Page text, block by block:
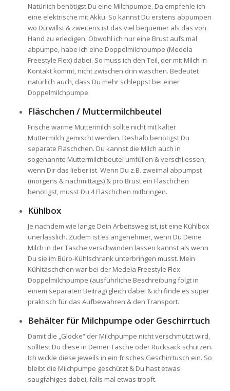
Natürlich benötigst Du eine Milchpumpe. Da empfehle ich
eine elektrische mit Akku. So kannst Du erstens abpumpen
wo Du willst & zweitens ist das viel bequemer als das von
Hand zu erledigen. Obwohl ich nur eine Brust aufs mal
abpumpe, habe ich eine Doppelmilchpumpe (Medela
Freestyle Flex) dabei. So muss ich den Teil, der mit Milch in
Kontakt kommt, nicht zwischen drin waschen. Bedeutet
natürlich auch, dass Du mehr schleppst bei einer
Doppelmilchpumpe.
Fläschchen / Muttermilchbeutel
Frische warme Muttermilch sollte nicht mit kalter
Muttermilch gemischt werden. Deshalb benötigst Du
separate Fläschchen. Du kannst die Milch auch in
sogenannte Muttermilchbeutel umfüllen & verschliessen,
wenn Dir das lieber ist. Wenn Du z.B. zweimal abpumpst
(morgens & nachmittags) & pro Brust ein Fläschchen
benötigst, musst Du 4 Fläschchen mitbringen.
Kühlbox
Je nachdem wie lange Dein Arbeitsweg ist, ist eine Kühlbox
unerlässlich. Zudem ist es angenehmer, wenn Du Deine
Milch in der Tasche verschwinden lassen kannst als wenn
Du sie im Büro-Kühlschrank unterbringen musst. Mein
Kühltäschchen war bei der Medela Freestyle Flex
Doppelmilchpumpe (ausführliche Beschreibung folgt in
einem separaten Beitrag) gleich dabei & ich finde es super
praktisch für das Aufbewahren & den Transport.
Behälter für Milchpumpe oder Geschirrtuch
Damit die „Glocke“ der Milchpumpe nicht verschmutzt wird,
solltest Du diese in Deiner Tasche oder Rucksack schützen.
Ich wickle diese jeweils in ein frisches Geschirrtusch ein. So
bleibt die Milchpumpe geschützt & Du hast etwas
saugfähiges dabei, falls mal etwas tropft.